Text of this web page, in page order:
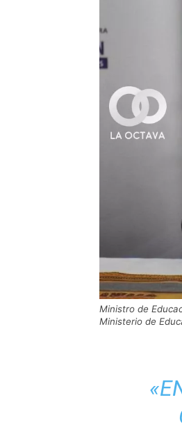
Ministro de
Ministerio de